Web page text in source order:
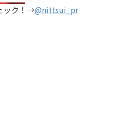
ック！→@nittsui_pr